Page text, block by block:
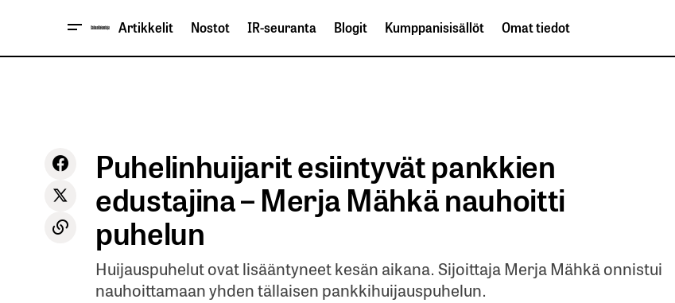
Artikkelit Nostot IR-seuranta Blogit Kumppanisisällöt Omat tiedot
Puhelinhuijarit esiintyvät pankkien
edustajina – Merja Mähkä nauhoitti
puhelun
Huijauspuhelut ovat lisääntyneet kesän aikana. Sijoittaja Merja Mähkä onnistui
nauhoittamaan yhden tällaisen pankkihuijauspuhelun.